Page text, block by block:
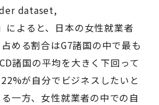
dataset,
よると、日本の女性就業者
める割合はG7諸国の中で最も
諸国の平均を大きく下回って
が自分でビジネスしたいと
一方、女性就業者の中での自